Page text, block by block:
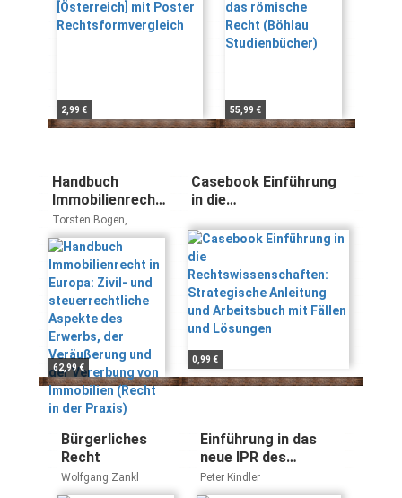
2,99 €
Klingenberg, Univ.-Prof.
Dr. Martin Pennitz
55,99 €
Handbuch
Immobilienrecht
in Europa: Zivil-
und
steuerrechtliche
Aspekte des
Erwerbs, der
Veräußerung
und der
Vererbung von
Immobilien
(Recht in der
Praxis)
Torsten Bogen,
Rodolfo Dolce, Markus
Eberl, Wolfgang Eule,
Christian Feketija, Aleš
Fercic, Susanne Frank,
Edina Gáspár, Duncan
S. J. Grehan, Michael
Grötsch, Stein Hegdal,
Christoph Kocks, Beate
Kopp, Helene Ludewig,
Alexey Kuzmishin,
Slawomir Lakomy,
Lothar Lederer, Johan
Mevesen, Stefan Meyer,
Ingrid Meeussen, Line
Olsen-Ring, Zoran
Pokrovac, Orsolya
Racz, Gerhard Ring,
Claudie Rombach,
62,99 €
Casebook Einführung
in die
Strategische Anleitung
und Arbeitsbuch mit
Fällen und Lösungen
0,99 €
Bürgerliches
Recht
Wolfgang Zankl
Einführung in das
neue IPR des
Wirtschaftsverkehrs
Peter Kindler